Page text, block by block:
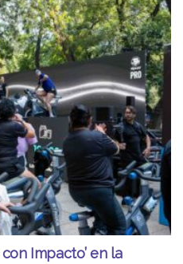
Impacto’ en la